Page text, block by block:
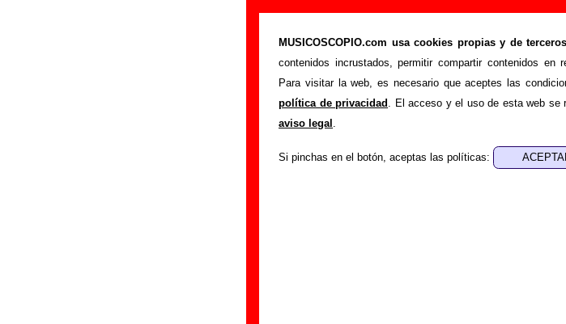
MUSICOSCOPIO.com usa cookies propias y de terceros
contenidos incrustados, permitir compartir contenidos en
Para visitar la web, es necesario que aceptes las
política de privacidad . El acceso y el uso de esta web se
aviso legal .
Si pinchas en el botón, aceptas las políticas:
Biografía de Cancer Moon: miembros,
Portada >Cancer Moon
Esta página recopila información sobre la biografía
los cambios de formación, su trayectoria y otros
han publicado, enlaces con información adicional...
El texto de esta biografía fue escrito por Guillermo